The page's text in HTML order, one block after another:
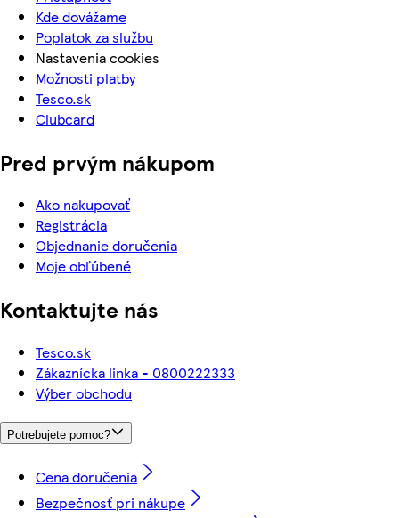
Kde dovážame
Poplatok za službu
Nastavenia cookies
Možnosti platby
Tesco.sk
Clubcard
Pred prvým nákupom
Ako nakupovať
Registrácia
Objednanie doručenia
Moje obľúbené
Kontaktujte nás
Tesco.sk
Zákaznícka linka - 0800222333
Výber obchodu
Potrebujete pomoc?
Cena doručenia
Bezpečnosť pri nákupe